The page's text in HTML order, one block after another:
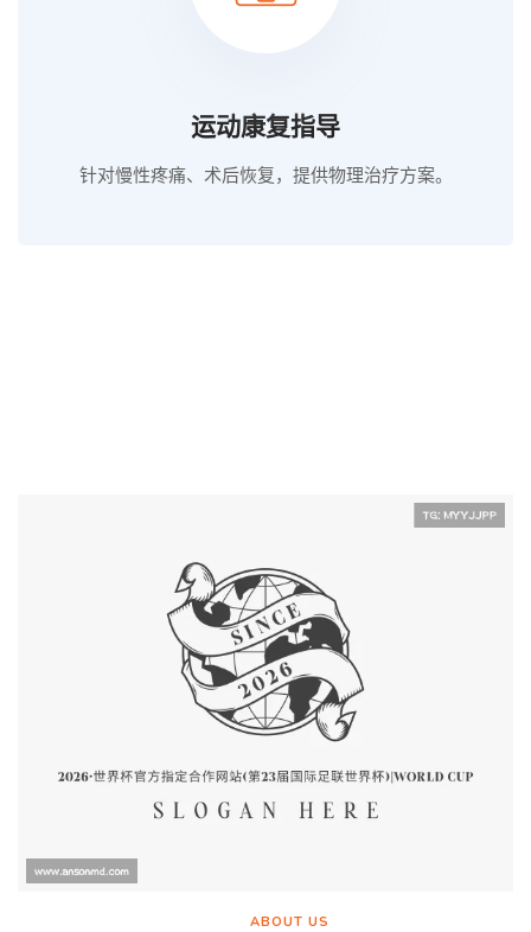
运动康复指导
针对慢性疼痛、术后恢复，提供物理治疗方案。
ABOUT US